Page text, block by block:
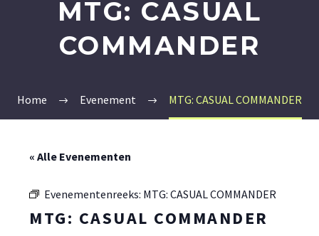
MTG: CASUAL
COMMANDER
Home Evenement MTG: CASUAL COMMANDER
« Alle Evenementen
Evenementenreeks: MTG: CASUAL COMMANDER
MTG: CASUAL COMMANDER